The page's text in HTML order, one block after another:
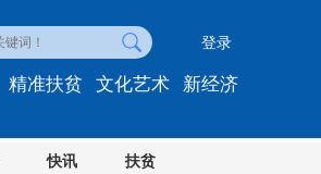
登录
快讯 扶贫
精准扶贫 文化艺术 新经济